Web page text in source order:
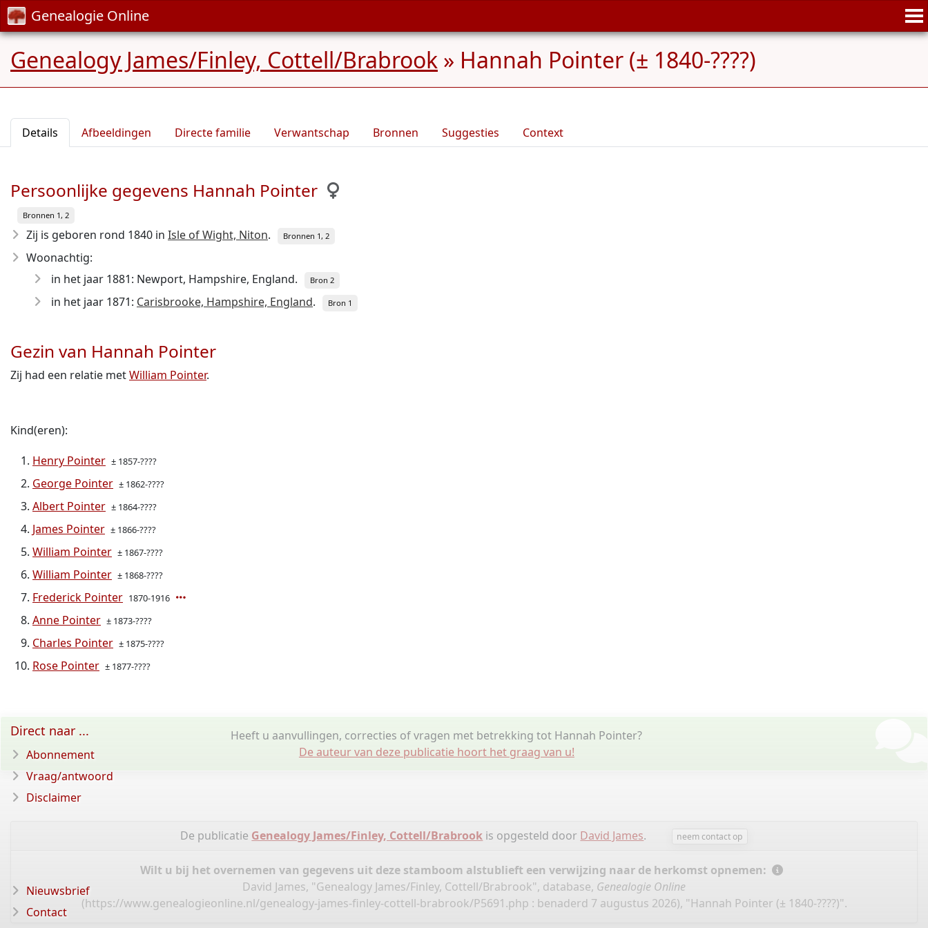
Genealogie Online
Genealogy James/Finley, Cottell/Brabrook » Hannah Pointer (± 1840-????)
Details Afbeeldingen Directe familie Verwantschap Bronnen Suggesties Context
Persoonlijke gegevens Hannah Pointer
Bronnen 1, 2
Zij is geboren rond 1840 in Isle of Wight, Niton. Bronnen 1, 2
Woonachtig:
in het jaar 1881: Newport, Hampshire, England.
Bron 2
in het jaar 1871: Carisbrooke, Hampshire, England. Bron 1
Gezin van Hannah Pointer
Zij had een relatie metWilliam Pointer.
Kind(eren):
Henry Pointer ± 1857-????
George Pointer ± 1862-????
Albert Pointer ± 1864-????
James Pointer ± 1866-????
William Pointer ± 1867-????
William Pointer ± 1868-????
Frederick Pointer 1870-1916
Anne Pointer ± 1873-????
Charles Pointer ± 1875-????
Rose Pointer ± 1877-????
Heeft u aanvullingen, correcties of vragen met betrekking tot Hannah Pointer?
De auteur van deze publicatie hoort het graag van u!
De publicatie Genealogy James/Finley, Cottell/Brabrook is opgesteld door David James. neem contact op
Wilt u bij het overnemen van gegevens uit deze stamboom alstublieft een verwijzing naar de herkomst opnemen:
David James, "Genealogy James/Finley, Cottell/Brabrook", database, Genealogie Online
(https://www.genealogieonline.nl/genealogy-james-finley-cottell-brabrook/P5691.php : benaderd 7 augustus 2026), "Hannah Pointer (± 1840-????)".
Direct naar ...
Abonnement
Vraag/antwoord
Disclaimer
Nieuwsbrief
Contact